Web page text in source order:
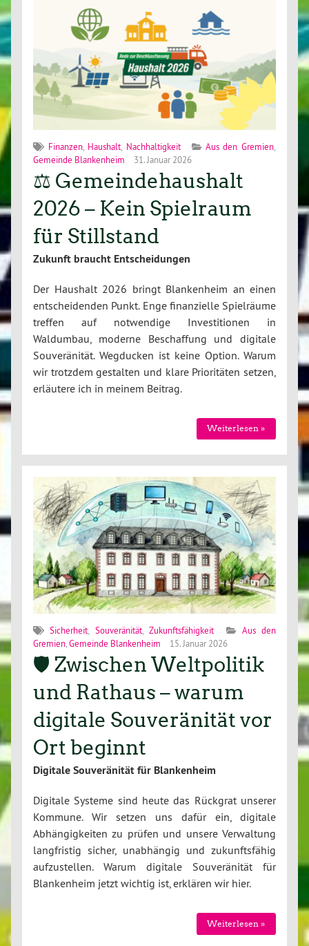
Finanzen, Haushalt Nachhaltigkeit Aus den Gremien
Gemeinde Blankenheim
31. Januar 2026
⚖️ Gemeindehaushalt
2026 – Kein Spielraum
für Stillstand
Zukunft braucht Entscheidungen
Der Haushalt 2026 bringt Blankenheim an einen
entscheidenden Punkt. Enge finanzielle Spielräume
treffen auf notwendige Investitionen in
Waldumbau, moderne Beschaffung und digitale
Souveränität. Wegducken ist keine Option. Warum
wir trotzdem gestalten und klare Prioritäten setzen,
erläutere ich in meinem Beitrag.
Weiterlesen »
Sicherheit Souveränität,Zukunftsfähigkeit
Aus den
Gremien Gemeinde Blankenheim 15. Januar 2026
🛡️ Zwischen Weltpolitik
und Rathaus – warum
digitale Souveränität vor
Ort beginnt
Digitale Souveränität für Blankenheim
Digitale Systeme sind heute das Rückgrat unserer
Kommune. Wir setzen uns dafür ein, digitale
Abhängigkeiten zu prüfen und unsere Verwaltung
langfristig sicher, unabhängig und zukunftsfähig
aufzustellen. Warum digitale Souveränität für
Blankenheim jetzt wichtig ist, erklären wir hier.
Weiterlesen »